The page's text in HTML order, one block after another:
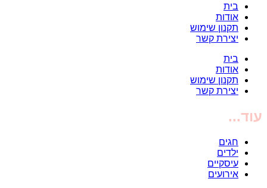
בית
אודות
תקנון שימוש
יצירת קשר
בית
אודות
תקנון שימוש
יצירת קשר
עוד...
חגים
ילדים
עיסקיים
אירועים